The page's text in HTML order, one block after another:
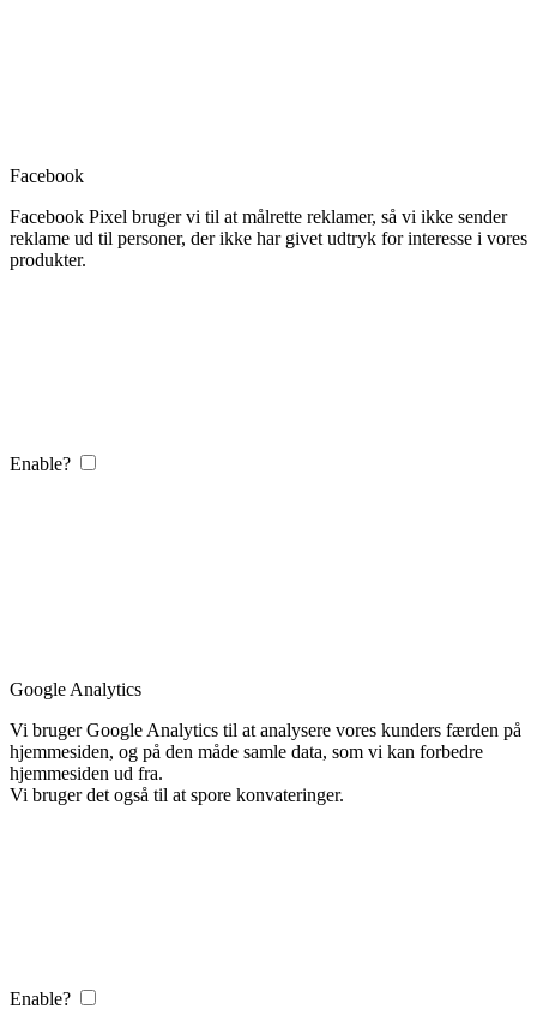
Facebook
Facebook Pixel bruger vi til at målrette reklamer, så vi ikke sender
reklame ud til personer, der ikke har givet udtryk for interesse i vores
produkter.
Enable?
Google Analytics
Vi bruger Google Analytics til at analysere vores kunders færden på
hjemmesiden, og på den måde samle data, som vi kan forbedre
hjemmesiden ud fra.
Vi bruger det også til at spore konvateringer.
Enable?